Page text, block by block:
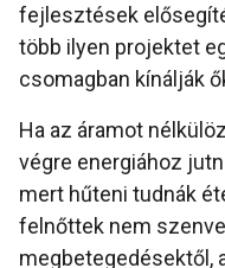
fejlesztések
több ilyen projektet
csomagban kínálják
Ha az áramot
végre energiához
mert hűteni tudnák
felnőttek nem
megbetegedésektől,